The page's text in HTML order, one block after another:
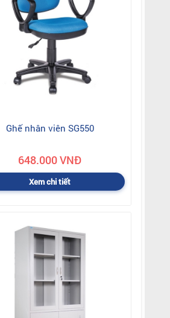
Ghế nhân viên SG550
648.000 VNĐ
Xem chi tiết